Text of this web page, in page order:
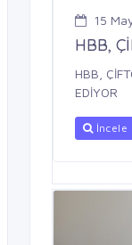
15
HBB,
HBB,
EDİYOR
İncele